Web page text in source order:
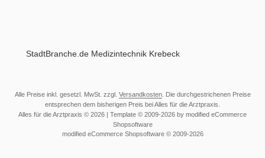
StadtBranche.de Medizintechnik Krebeck
Alle Preise inkl. gesetzl. MwSt. zzgl. Versandkosten. Die durchgestrichenen Preise
entsprechen dem bisherigen Preis bei Alles für die Arztpraxis.
Alles für die Arztpraxis © 2026 | Template © 2009-2026 by modified eCommerce
Shopsoftware
modified eCommerce Shopsoftware © 2009-2026